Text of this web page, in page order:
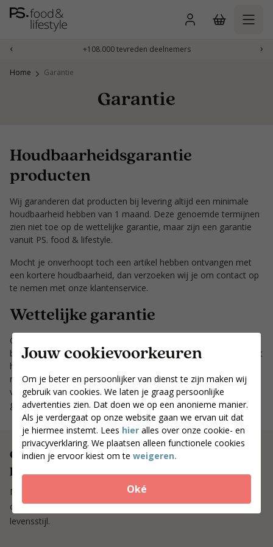
Jouw cookievoorkeuren
Om je beter en persoonlijker van dienst te zijn maken wij
gebruik van cookies. We laten je graag persoonlijke
advertenties zien. Dat doen we op een anonieme manier.
Als je verdergaat op onze website gaan we ervan uit dat
je hiermee instemt. Lees hier alles over onze cookie- en
privacyverklaring. We plaatsen alleen functionele cookies
indien je ervoor kiest om te weigeren.
Oké
Naar
inhoud
‹ +108.000 tevreden deelnemers ›
Home Garantie
Garantie
Houdbaarheidsgarantie
producten
Wij garanderen dat producten bij levering altijd een minimale
houdbaarheid hebben van 1 maand. Deze genoemde termijnen
zien niet toe op de wettelijke garantie, maar zijn een garantie
vanuit PS. food & lifestyle.
Mocht je onverhoopt toch een artikel hebben ontvangen met
een kortere houdbaarheid, dan verzoeken wij je om contact op
te nemen met onze klantenservice.
Wettelijke garantie
Op elke aankoop heb je als consument recht op de wettelijke
bepalingen omtrent garantie. De wettelijke garantie houdt in dat
het product datgene is of moet doen wat je er in alle
redelijkheid van mag verwachten. De houdbaarheidsgarantie
vanuit PS. food & lifestyle doet geen afbreuk aan de wettelijke
garantie.
Ontvang wekelijks nieuwe eiwitrijke en
koolhydraatarme recepten!
Meld je aan voor onze nieuwsbrief, net als 15.000 anderen. Zo
ontvang wekelijks recepten en tips voor een koolhydraatarme
levensstijl.